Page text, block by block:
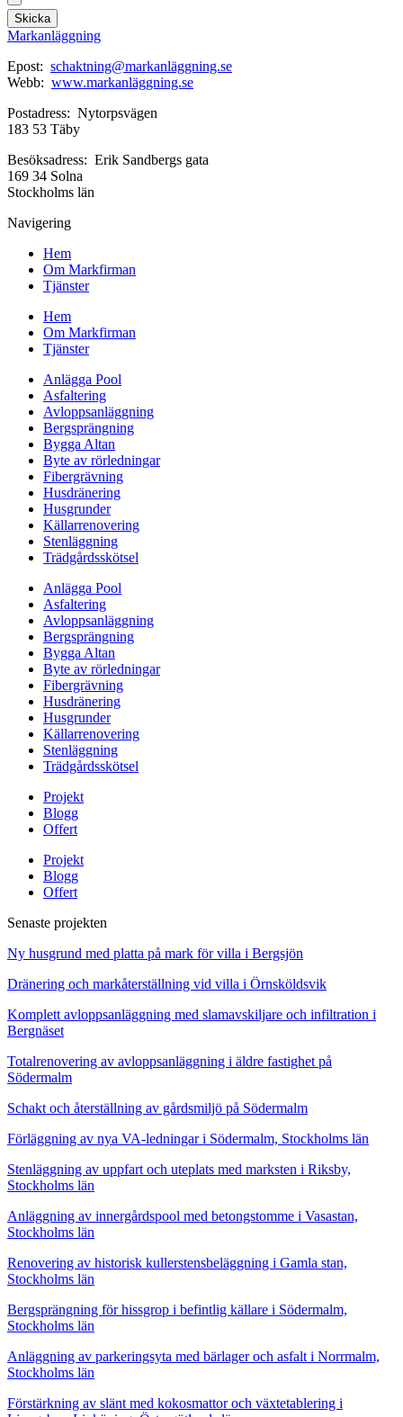
Skicka
Markanläggning
Epost: schaktning@markanläggning.se
Webb: www.markanläggning.se
Postadress: Nytorpsvägen
183 53 Täby
Besöksadress: Erik Sandbergs gata
169 34 Solna
Stockholms län
Navigering
Hem
Om Markfirman
Tjänster
Hem
Om Markfirman
Tjänster
Anlägga Pool
Asfaltering
Avloppsanläggning
Bergsprängning
Bygga Altan
Byte av rörledningar
Fibergrävning
Husdränering
Husgrunder
Källarrenovering
Stenläggning
Trädgårdsskötsel
Anlägga Pool
Asfaltering
Avloppsanläggning
Bergsprängning
Bygga Altan
Byte av rörledningar
Fibergrävning
Husdränering
Husgrunder
Källarrenovering
Stenläggning
Trädgårdsskötsel
Projekt
Blogg
Offert
Projekt
Blogg
Offert
Senaste projekten
Ny husgrund med platta på mark för villa i Bergsjön
Dränering och markåterställning vid villa i Örnsköldsvik
Komplett avloppsanläggning med slamavskiljare och infiltration i
Bergnäset
Totalrenovering av avloppsanläggning i äldre fastighet på
Södermalm
Schakt och återställning av gårdsmiljö på Södermalm
Förläggning av nya VA-ledningar i Södermalm, Stockholms län
Stenläggning av uppfart och uteplats med marksten i Riksby,
Stockholms län
Anläggning av innergårdspool med betongstomme i Vasastan,
Stockholms län
Renovering av historisk kullerstensbeläggning i Gamla stan,
Stockholms län
Bergsprängning för hissgrop i befintlig källare i Södermalm,
Stockholms län
Anläggning av parkeringsyta med bärlager och asfalt i Norrmalm,
Stockholms län
Förstärkning av slänt med kokosmattor och växtetablering i